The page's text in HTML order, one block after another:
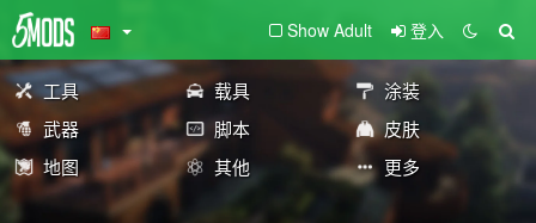
Show Adult 登入
工具 载具
涂装
武器
脚本
皮肤
地图
其他 更多